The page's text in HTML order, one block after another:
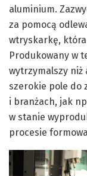
aluminium.
za pomocą
wtryskarkę,
Produkowany w
wytrzymalszy niż
szerokie pole do
i branżach, jak
w stanie
procesie